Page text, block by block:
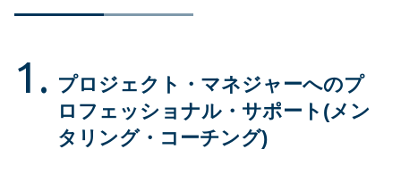
1. プロジェクト・マネジャーへのプ
ロフェッショナル・サポート(メン
タリング・コーチング)